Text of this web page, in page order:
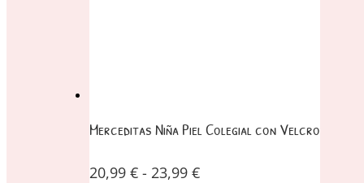
Merceditas Niña Piel Colegial con Velcro
20,99 € - 23,99 €